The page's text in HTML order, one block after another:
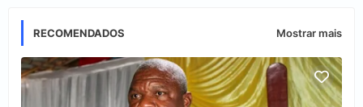
RECOMENDADOS Mostrar mais